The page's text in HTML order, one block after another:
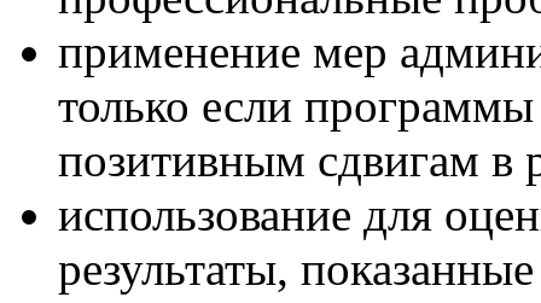
применение мер
только если
позитивным сдвигам в
использование для
результаты,